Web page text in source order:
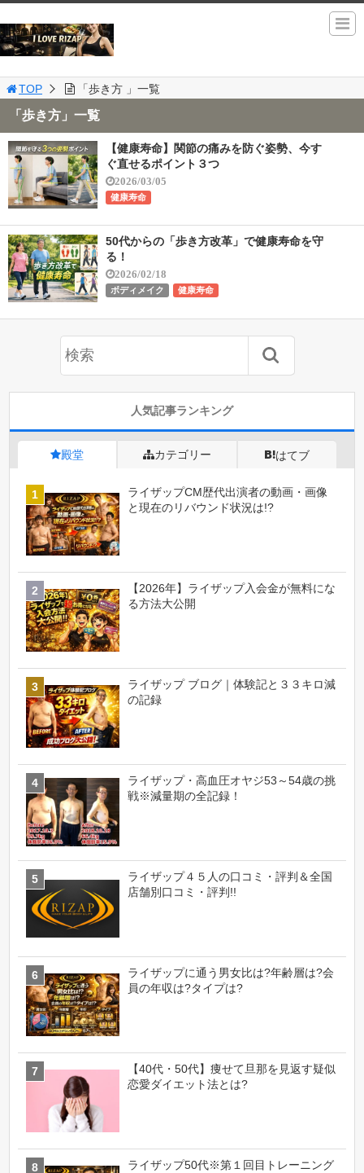
TOP 「歩き方 」一覧
「歩き方」一覧
【健康寿命】関節の痛みを防ぐ姿勢、今す
ぐ直せるポイント３つ
2026/03/05
健康寿命
50代からの「歩き方改革」で健康寿命を守
る！
2026/02/18
ボディメイク 健康寿命
人気記事ランキング
殿堂 カテゴリー はてブ
ライザップCM歴代出演者の動画・画像
と現在のリバウンド状況は!?
【2026年】ライザップ入会金が無料にな
る方法大公開
ライザップ ブログ｜体験記と３３キロ減
の記録
ライザップ・高血圧オヤジ53～54歳の挑
戦※減量期の全記録！
ライザップ４５人の口コミ・評判＆全国
店舗別口コミ・評判!!
ライザップに通う男女比は?年齢層は?会
員の年収は?タイプは?
【40代・50代】痩せて旦那を見返す疑似
恋愛ダイエット法とは?
ライザップ50代※第１回目トレーニング